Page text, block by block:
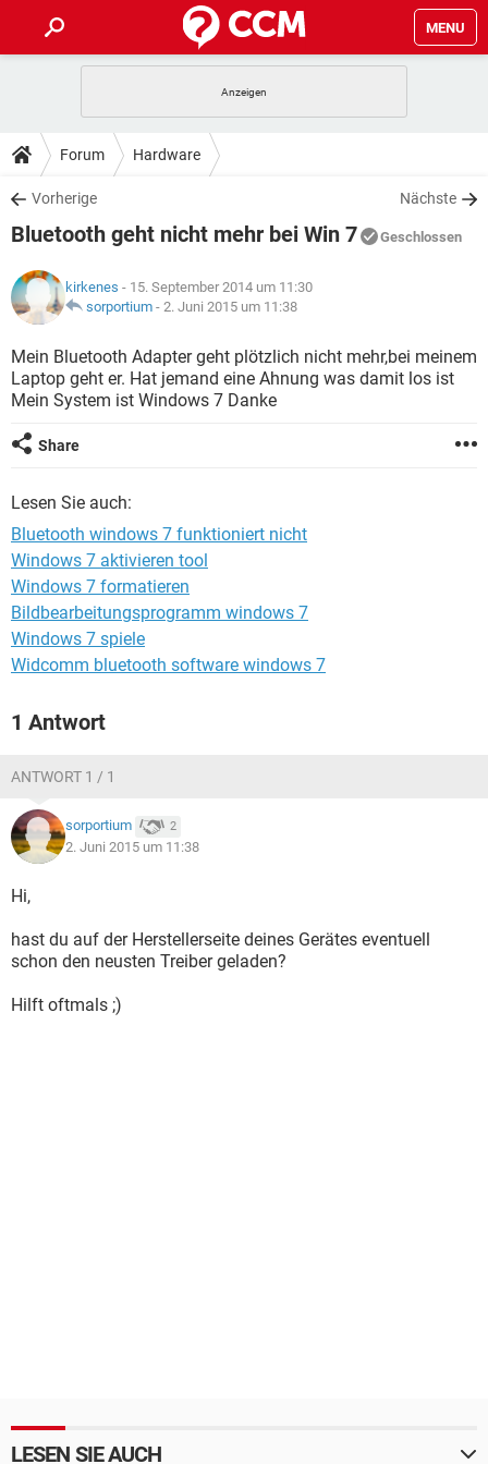
MENU
ANDROID
WINDOWS 10
WHATSAPP TIKTOK
FACEBOOK
TIPPS & TRICKS
SPIELE
WHATSAPP TIKTOK
FACEBOOK
DOWNLOADS
SPIELE STREAMING
ANDROID
WINDOWS 10 INSTAGRAM
WHATSAPP TIKTOK
FACEBOOK HARDWARE
SPIELE STREAMING
ANDROID
WINDOWS 10 INSTAGRAM
WHATSAPP TIKTOK
FACEBOOK
LEXIKON
SPIELE STREAMING
ANDROID IOS
WHATSAPP
FACEBOOK
Forum Hardware
Vorherige Nächste
Bluetooth geht nicht mehr bei Win 7 Geschlossen
kirkenes - 15. September 2014 um 11:30
sorportium - 2. Juni 2015 um 11:38
Mein Bluetooth Adapter geht plötzlich nicht mehr,bei meinem
Laptop geht er. Hat jemand eine Ahnung was damit los ist
Mein System ist Windows 7 Danke
Share
Lesen Sie auch:
Bluetooth windows 7 funktioniert nicht
Windows 7 aktivieren tool
Windows 7 formatieren
Bildbearbeitungsprogramm windows 7
Windows 7 spiele
Widcomm bluetooth software windows 7
1 Antwort
ANTWORT 1 / 1
sorportium 2
2. Juni 2015 um 11:38
Hi,
hast du auf der Herstellerseite deines Gerätes eventuell
schon den neusten Treiber geladen?
Hilft oftmals ;)
LESEN SIE AUCH